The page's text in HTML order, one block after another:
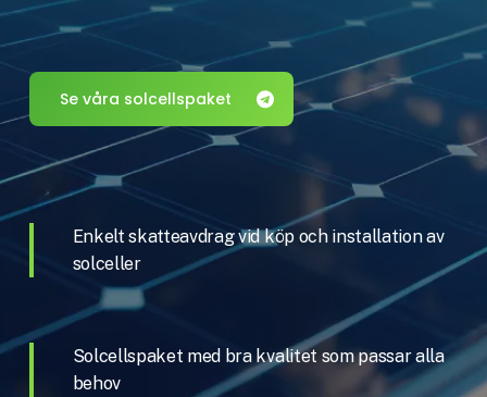
Se våra solcellspaket
Enkelt skatteavdrag vid köp och installation av
solceller
Solcellspaket med bra kvalitet som passar alla
behov